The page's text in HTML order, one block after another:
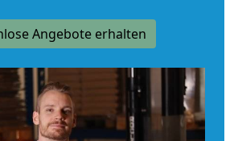
Angebote erhalten